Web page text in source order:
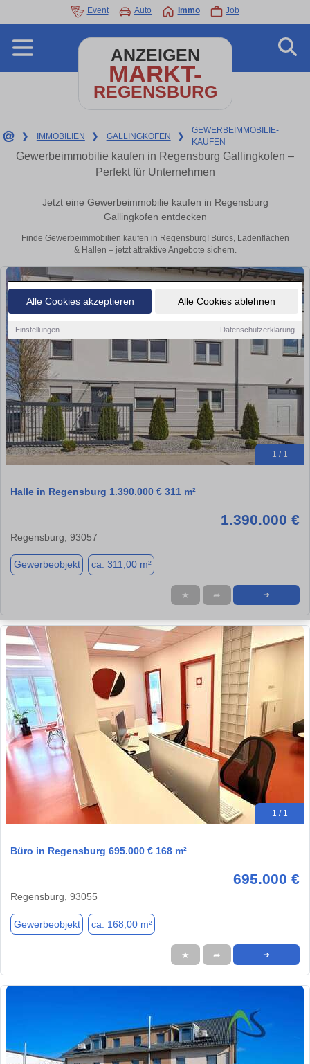
Alle Cookies akzeptieren Alle Cookies ablehnen
Einstellungen Datenschutzerklärung
Event Auto Immo Job
ANZEIGEN
MARKT-
REGENSBURG
❯ IMMOBILIEN ❯ GALLINGKOFEN ❯
GEWERBEIMMOBILIE-
KAUFEN
Gewerbeimmobilie kaufen in Regensburg Gallingkofen –
Perfekt für Unternehmen
Jetzt eine Gewerbeimmobilie kaufen in Regensburg
Gallingkofen entdecken
Finde Gewerbeimmobilien kaufen in Regensburg! Büros, Ladenflächen
& Hallen – jetzt attraktive Angebote sichern.
1 / 1
Halle in Regensburg 1.390.000 € 311 m²
1.390.000 €
Regensburg, 93057
Gewerbeobjekt ca. 311,00 m²
★ ➦ ➜
1 / 1
Büro in Regensburg 695.000 € 168 m²
695.000 €
Regensburg, 93055
Gewerbeobjekt ca. 168,00 m²
★ ➦ ➜